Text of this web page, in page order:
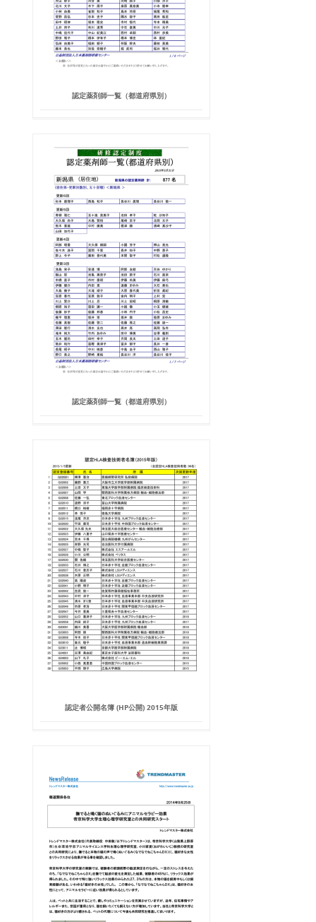
認定薬剤師一覧（都道府県別）
認定薬剤師一覧（都道府県別）
認定者公開名簿 (HP公開) 2015年版